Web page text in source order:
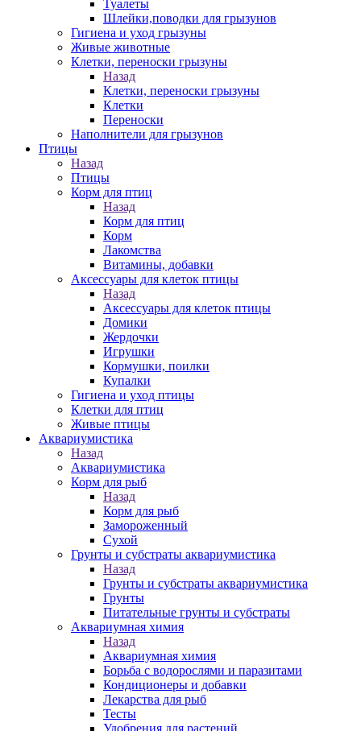
Туалеты
Шлейки,поводки для грызунов
Гигиена и уход грызуны
Живые животные
Клетки, переноски грызуны
Назад
Клетки, переноски грызуны
Клетки
Переноски
Наполнители для грызунов
Птицы
Назад
Птицы
Корм для птиц
Назад
Корм для птиц
Корм
Лакомства
Витамины, добавки
Аксессуары для клеток птицы
Назад
Аксессуары для клеток птицы
Домики
Жердочки
Игрушки
Кормушки, поилки
Купалки
Гигиена и уход птицы
Клетки для птиц
Живые птицы
Аквариумистика
Назад
Аквариумистика
Корм для рыб
Назад
Корм для рыб
Замороженный
Сухой
Грунты и субстраты аквариумистика
Назад
Грунты и субстраты аквариумистика
Грунты
Питательные грунты и субстраты
Аквариумная химия
Назад
Аквариумная химия
Борьба с водорослями и паразитами
Кондиционеры и добавки
Лекарства для рыб
Тесты
Удобрения для растений